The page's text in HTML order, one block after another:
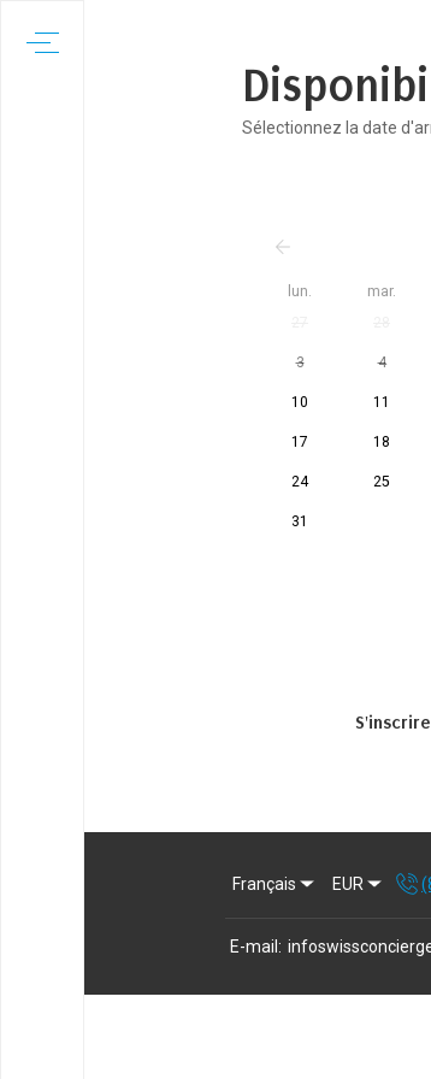
Sélectionnez la date
lun. mar.
3 4
10 11
17 18
24 25
31
Français EUR
E-mail: